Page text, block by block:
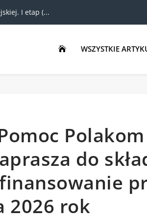
I etap (...
 WSZYSTKIE
do
2026 rok